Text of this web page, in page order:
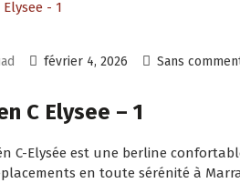
février 4, 2026 Sans
C Elysee – 1
C-Elysée est une berline
en toute sérénité à